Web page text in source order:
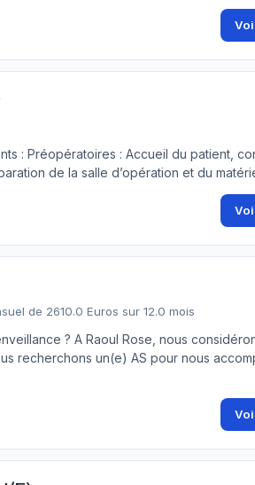
: Préopératoires : Accueil du patient,
de la salle d’opération et du
de 2610.0 Euros sur 12.0 mois
? A Raoul Rose, nous
recherchons un(e) AS pour nous